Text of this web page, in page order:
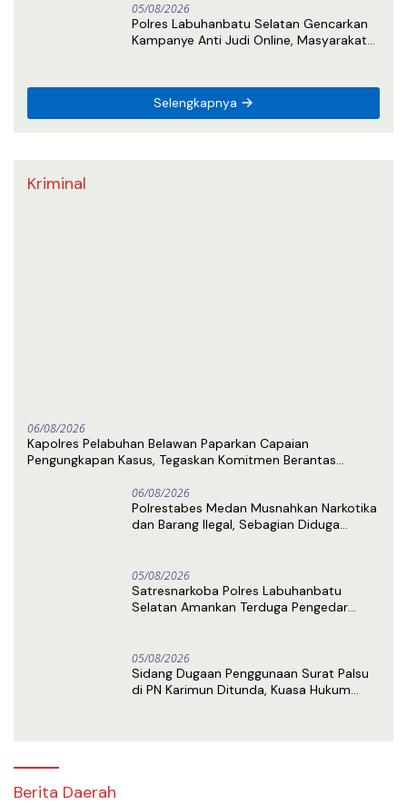
05/08/2026
Polres Labuhanbatu Selatan Gencarkan
Kampanye Anti Judi Online, Masyarakat
Selengkapnya
Kriminal
06/08/2026
Kapolres Pelabuhan Belawan Paparkan Capaian
Pengungkapan Kasus, Tegaskan Komitmen Berantas
06/08/2026
Polrestabes Medan Musnahkan Narkotika
dan Barang Ilegal, Sebagian Diduga
05/08/2026
Satresnarkoba Polres Labuhanbatu
Selatan Amankan Terduga Pengedar
05/08/2026
Sidang Dugaan Penggunaan Surat Palsu
di PN Karimun Ditunda, Kuasa Hukum
Berita Daerah